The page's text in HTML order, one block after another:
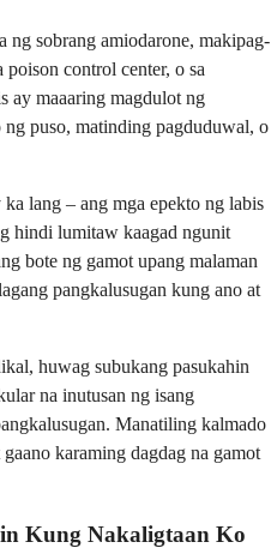
sobrang amiodarone, makipag-
control center, o sa
ay maaaring magdulot ng
ng puso, matinding pagduduwal, o
lang – ang mga epekto ng labis
hindi lumitaw kaagad ngunit
bote ng gamot upang malaman
pangkalusugan kung ano at
huwag subukang pasukahin
na inutusan ng isang
Manatiling kalmado
karaming dagdag na gamot
Kung Nakaligtaan Ko